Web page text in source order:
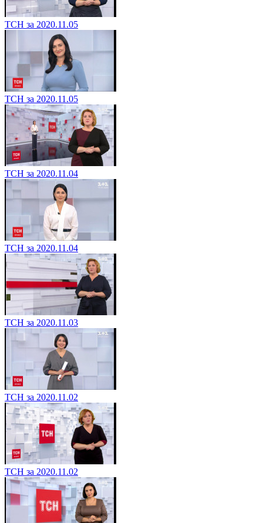
ТСН за 2020.11.05
ТСН за 2020.11.05
ТСН за 2020.11.04
ТСН за 2020.11.04
ТСН за 2020.11.03
ТСН за 2020.11.02
ТСН за 2020.11.02